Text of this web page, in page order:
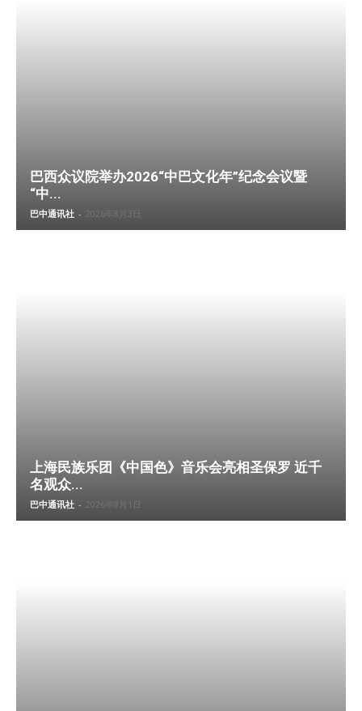
巴西众议院举办2026“中巴文化年”纪念会议暨
“中...
巴中通讯社 - 2026年8月3日
上海民族乐团《中国色》音乐会亮相圣保罗 近千
名观众...
巴中通讯社 - 2026年8月1日